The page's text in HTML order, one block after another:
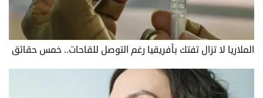
الملاريا لا تزال تفتك بأفريقيا رغم التوصل للقاحات.. خمس حقائق